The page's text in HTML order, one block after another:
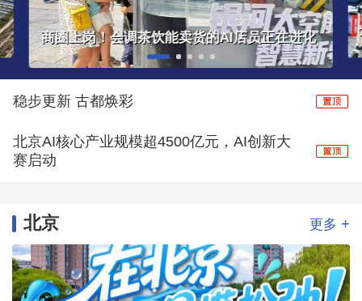
紫竹院何以成为大众文艺新地标
稳步更新 古都焕彩
北京AI核心产业规模超4500亿元，AI创新大
赛启动
北京 更多 +